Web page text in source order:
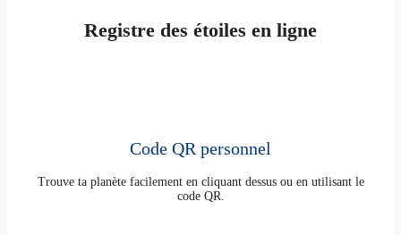
Registre des étoiles en ligne
Code QR personnel
Trouve ta planète facilement en cliquant dessus ou en utilisant le
code QR.